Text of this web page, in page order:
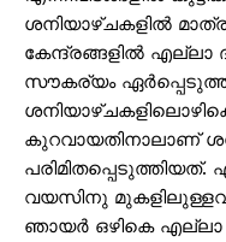
ശനിയാഴ്ചകളിൽ
കേന്ദ്രങ്ങളിൽ
സൗകര്യം
കുറവായതിനാലാണ്
വയസിനു
ഞായർ ഒഴികെ എല്ലാ